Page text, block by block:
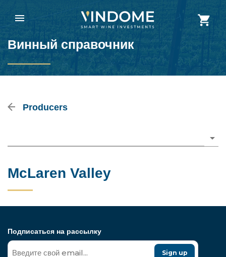
Винный справочник
Producers
McLaren Valley
Подписаться на рассылку
Sign up